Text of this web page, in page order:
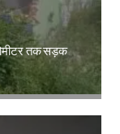
तक सड़क